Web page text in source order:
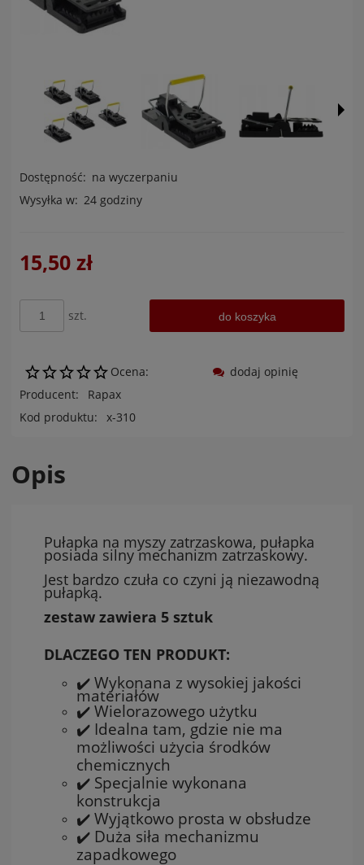
Dostępność: na wyczerpaniu
Wysyłka w: 24 godziny
15,50 zł
szt. do koszyka
Ocena:
Producent:
Rapax
Kod produktu:
x-310
dodaj opinię
Opis
Pułapka na myszy zatrzaskowa, pułapka
posiada silny mechanizm zatrzaskowy.
Jest bardzo czuła co czyni ją niezawodną
pułapką.
zestaw zawiera 5 sztuk
DLACZEGO TEN PRODUKT:
✔️ Wykonana z wysokiej jakości
materiałów
✔️ Wielorazowego użytku
✔️ Idealna tam, gdzie nie ma
możliwości użycia środków
chemicznych
✔️ Specjalnie wykonana
konstrukcja
✔️ Wyjątkowo prosta w obsłudze
✔️ Duża siła mechanizmu
zapadkowego